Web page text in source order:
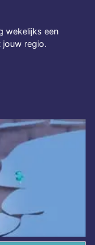
wekelijks een
jouw regio.